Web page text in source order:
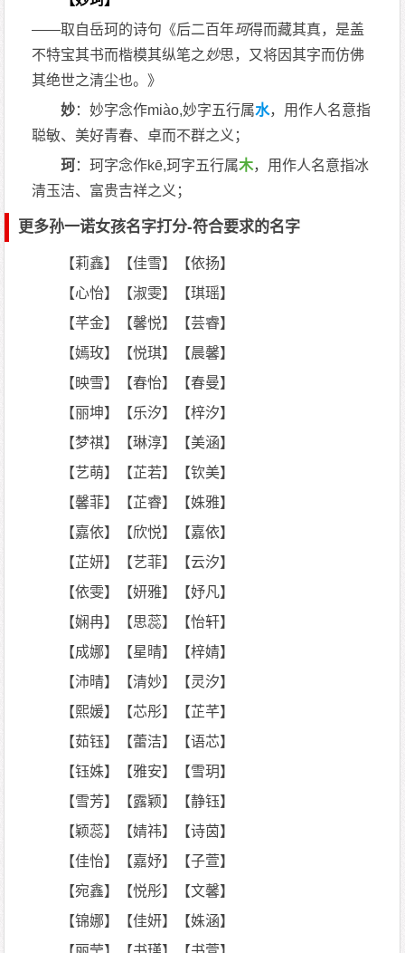
——取自岳珂的诗句《后二百年珂得而藏其真，是盖
不特宝其书而楷模其纵笔之 妙思，又将因其字而仿佛
其绝世之清尘也。》
妙：妙字念作miào,妙字五行属水，用作人名意指
聪敏、美好青春、卓而不群之义；
珂：珂字念作kē,珂字五行属木，用作人名意指冰
清玉洁、富贵吉祥之义；
更多孙一诺女孩名字打分-符合要求的名字
【莉鑫】【佳雪】【依扬】
【心怡】【淑雯】【琪瑶】
【芊金】【馨悦】【芸睿】
【嫣玫】【悦琪】【晨馨】
【映雪】【春怡】【春曼】
【丽坤】【乐汐】【梓汐】
【梦祺】【琳淳】【美涵】
【艺萌】【芷若】【钦美】
【馨菲】【芷睿】【姝雅】
【嘉依】【欣悦】【嘉依】
【芷妍】【艺菲】【云汐】
【依雯】【妍雅】【妤凡】
【娴冉】【思蕊】【怡轩】
【成娜】【星晴】【梓婧】
【沛晴】【清妙】【灵汐】
【熙媛】【芯彤】【芷芊】
【茹钰】【蕾洁】【语芯】
【钰姝】【雅安】【雪玥】
【雪芳】【露颖】【静钰】
【颖蕊】【婧祎】【诗茵】
【佳怡】【嘉妤】【子萱】
【宛鑫】【悦彤】【文馨】
【锦娜】【佳妍】【姝涵】